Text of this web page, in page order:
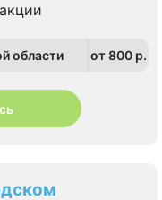
области от 800 p.